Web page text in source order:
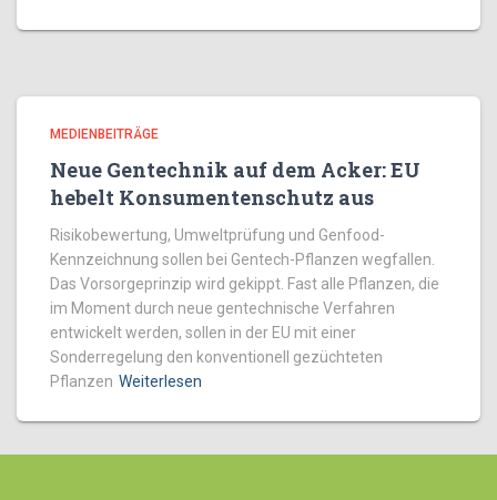
MEDIENBEITRÄGE
Neue Gentechnik auf dem Acker: EU
hebelt Konsumentenschutz aus
Risikobewertung, Umweltprüfung und Genfood-
Kennzeichnung sollen bei Gentech-Pflanzen wegfallen.
Das Vorsorgeprinzip wird gekippt. Fast alle Pflanzen, die
im Moment durch neue gentechnische Verfahren
entwickelt werden, sollen in der EU mit einer
Sonderregelung den konventionell gezüchteten
Pflanzen Weiterlesen